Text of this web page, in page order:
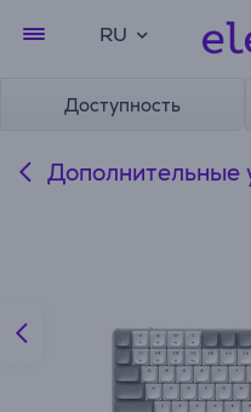
RU
Доступность
Дополнительные